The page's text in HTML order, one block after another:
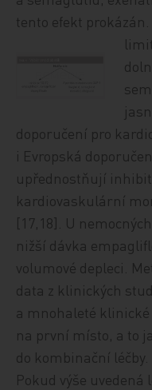
tento efekt
doporučení pro
i Evropská
upřednostňují
kardiovaskulární
[17,18]. U
nižší dávka
volumové depleci.
data z klinických
a mnohaleté
na první místo, a to
do kombinační léčby.
Pokud výše